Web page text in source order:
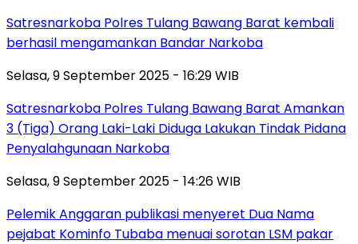
Satresnarkoba Polres Tulang Bawang Barat kembali
berhasil mengamankan Bandar Narkoba
Selasa, 9 September 2025 - 16:29 WIB
Satresnarkoba Polres Tulang Bawang Barat Amankan
3 (Tiga) Orang Laki-Laki Diduga Lakukan Tindak Pidana
Penyalahgunaan Narkoba
Selasa, 9 September 2025 - 14:26 WIB
Pelemik Anggaran publikasi menyeret Dua Nama
pejabat Kominfo Tubaba menuai sorotan LSM pakar